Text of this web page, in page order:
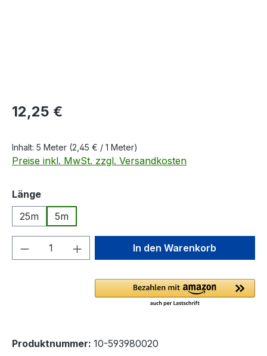
Regulärer Preis:
12,25 €
Inhalt: 5 Meter (2,45 € / 1 Meter)
Preise inkl. MwSt. zzgl. Versandkosten
Längeauswählen
25m
5m
Produkt Anzahl: Gib denIn den Warenkorb
Produktnummer: 10-593980020